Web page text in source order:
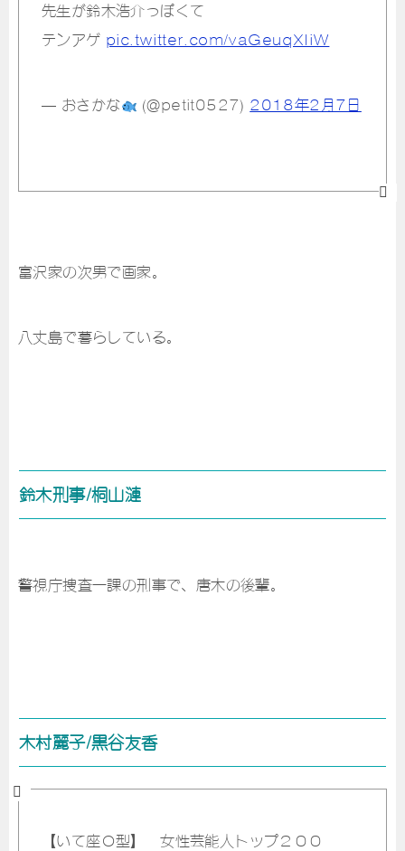
先生が鈴木浩介っぽくて
テンアゲ pic.twitter.com/vaGeuqXIiW
— おさかな (@petit0527) 2018年2月7日
富沢家の次男で画家。
八丈島で暮らしている。
鈴木刑事/桐山漣
警視庁捜査一課の刑事で、唐木の後輩。
木村麗子/黒谷友香
【いて座Ｏ型】 女性芸能人トップ２００